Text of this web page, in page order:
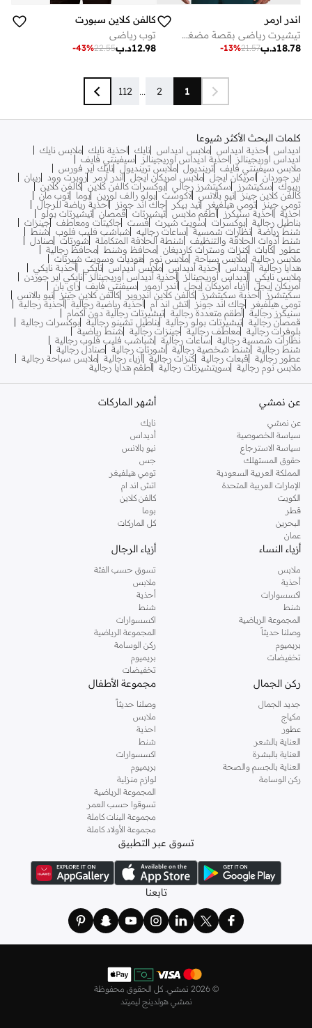
اندر ارمر
تيشيرت رياضي بقصة مضغوطة
د.ب18.78
21.57
-13%
كالفن كلاين سبورت
توب رياضي
د.ب12.98
22.55
-43%
1
2
...
112
كلمات البحث الأكثر شيوعا
اديداس احذية اديداس ملابس اديداس نايك احذية نايك ملابس نايك
اديداس اوريجينالز
احذية اديداس اوريجينالز
سيفينتي فايف
ملابس سيفينتي فايف ترينديول ملابس ترينديول نايك اير فورس
اير جوردان
امريكان ايجل ملابس امريكان ايجل اندر ارمر روبرت وود
ريبان
ريبوك
سكيتشرز سكيتشرز رجالي بوكسرات كالفن كلاين كالفن كلاين
كالفن كلاين جينز نيو بالانس لاكوست بولو رالف لورين بوما
توب مان
تومي جينز تومي هيلفيغر تيد بيكر جاك اند جونز
أحذية رياضة للرجال
احذية
احذية سنيكرز أطقم ملابس تيشيرتات قمصان تيشيرتات بولو
بناطيل رجالية بوكسرات سويت شيرت فست جاكيتات ومعاطف جينزات
شنط رياضة نظارات شمسية ساعات رجاليه شباشب فليب فلوب
شنط
شنط أدوات الحلاقة والتنظيف
شنطة الحلاقة المتكاملة شورتات صنادل
عطور
كابات كنزات وسترات كارديغان محافظ وشنط محافظ رجالية
ملابس رجالية ملابس سباحة ملابس نوم هوديات وسويت شيرتات
هدايا رجالية أديداس أحذية أديداس ملابس أديداس نايكي أحذبة نايكي
ملابس نايكي أديداس أوريجينالز أحذية أديداس أوريجينالز
نايكي اير جوردن
أمريكان إيجل أزياء أمريكان إيجل أندر آرمور سيفنتي فايف راي بان
سكيتشرز
أحذية سكيتشرز كالفن كلاين اندروير كالفن كلاين جينز
نيو بالانس
تومي هيلفيغر
جاك اند جونز اتش اند ام أحذية رياضية رجالية أحذية رجالية
سنيكرز رجالية أطقم متعددة رجالية تيشيرتات رجالية دون أكمام
قمصان رجالية تيشيرتات بولو رجالية بناطيل تشينو رجالية بوكسرات رجالية
بلوفرات رجالية معاطف رجالية جينزات رجالية
شنط رياضية
نظارات شمسية رجالية
ساعات رجالية
شباشب فليب فلوب رجالية
شنط رجالية
شنط شخصية رجالية شورتات رجالية صنادل رجالية
عطور رجالية
قبعات رجالية كنزات رجالية أزياء رجالية ملابس سباحة رجالية
ملابس نوم رجالية
سويتشيرتات رجالية أطقم هدايا رجالية
عن نمشي
عن نمشي
سياسة الخصوصية
سياسة الاسترجاع
حقوق المستهلك
المملكة العربية السعودية
الإمارات العربية المتحدة
الكويت
قطر
البحرين
عمان
أشهر الماركات
نايك
أديداس
نيو بالانس
جس
تومي هيلفيغر
اتش اند ام
كالفن كلاين
بوما
كل الماركات
أزياء النساء
ملابس
أحذية
اكسسوارات
شنط
المجموعة الرياضية
وصلنا حديثاً
بريميوم
تخفيضات
أزياء الرجال
تسوق حسب الفئة
ملابس
أحذية
شنط
اكسسوارات
المجموعة الرياضية
ركن الوسامة
بريميوم
تخفيضات
ركن الجمال
جديد الجمال
مكياج
عطور
العناية بالشعر
العناية بالبشرة
العناية بالجسم والصحة
ركن الوسامة
مجموعة الأطفال
وصلنا حديثاً
ملابس
احذية
شنط
اكسسوارات
بريميوم
لوازم منزلية
المجموعة الرياضية
تسوقوا حسب العمر
مجموعة البنات كاملة
مجموعة الأولاد كاملة
تسوق عبر التطبيق
تابعنا
© 2026 نمشي. كل الحقوق محفوظة
نمشي هولدينج ليميتد